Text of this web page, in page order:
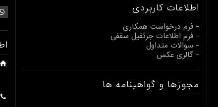
اطلاعات کاربردی
- فرم درخواست همکاری
- فرم اطلاعات جرثقیل سقفی
- سوالات متداول
- گالری عکس
مجوزها و گواهینامه ها